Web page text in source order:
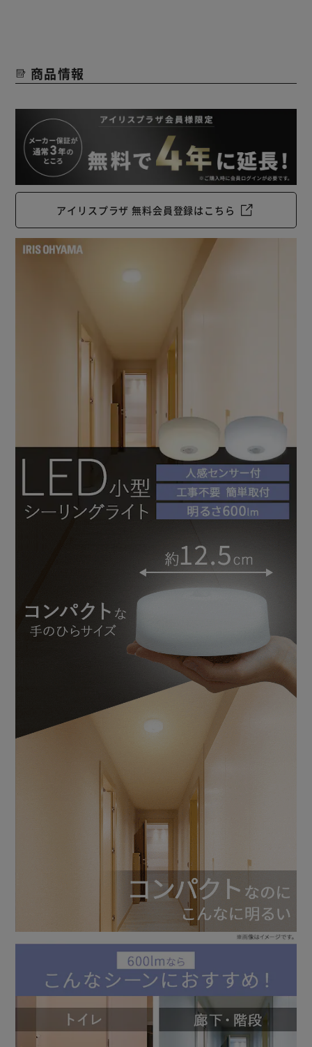
商品情報
アイリスプラザ 無料会員登録はこちら